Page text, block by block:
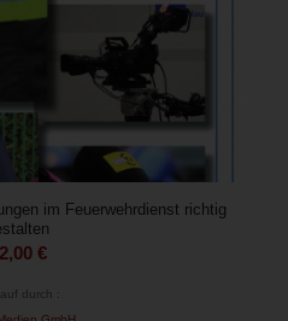
im Feuerwehrdienst richtig
€
durch :